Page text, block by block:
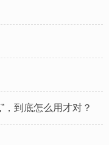
，到底怎么用才对？